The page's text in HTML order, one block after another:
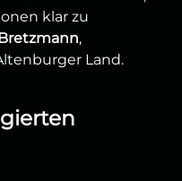
klar zu
,
Land.